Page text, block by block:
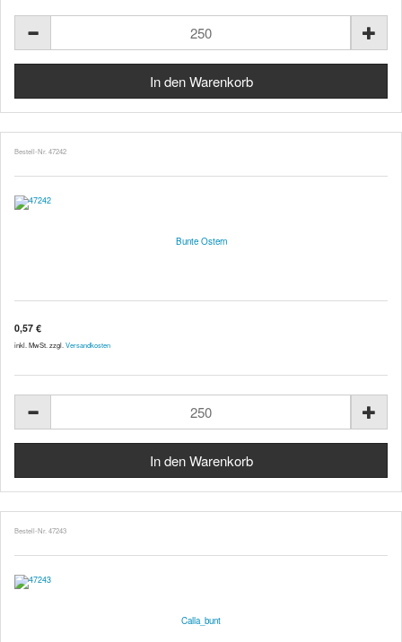
Bestell-Nr. 47242
Bunte Ostern
0,57 €
inkl. MwSt. zzgl. Versandkosten
Bestell-Nr. 47243
Calla_bunt